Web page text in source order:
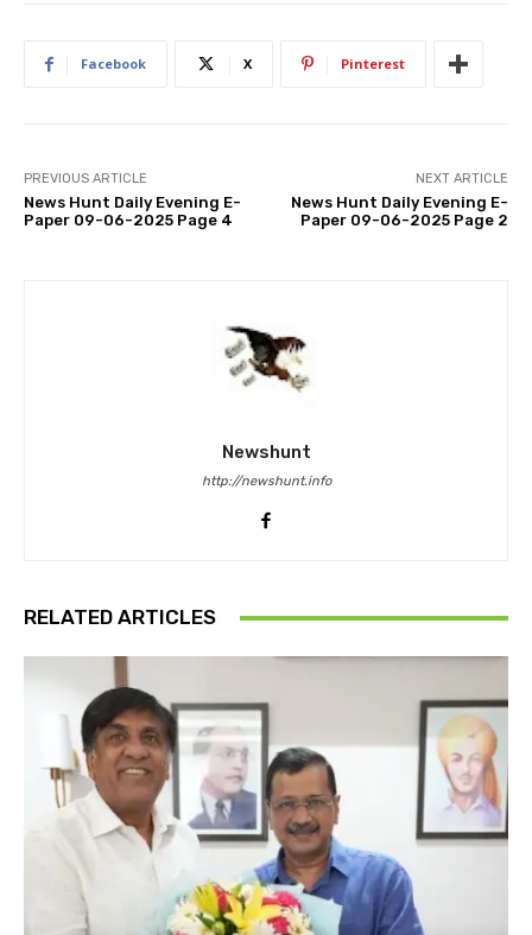
Facebook X Pinterest
PREVIOUS ARTICLE
News Hunt Daily Evening E-
Paper 09-06-2025 Page 4
NEXT ARTICLE
News Hunt Daily Evening E-
Paper 09-06-2025 Page 2
Newshunt
http://newshunt.info
RELATED ARTICLES